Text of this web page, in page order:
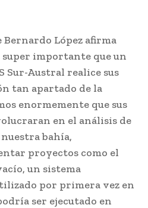
López afirma
super importante que un
Sur-Austral realice sus
tan apartado de la
enormemente que sus
en el análisis de
bahía,
proyectos como el
un sistema
por primera vez en
ser ejecutado en